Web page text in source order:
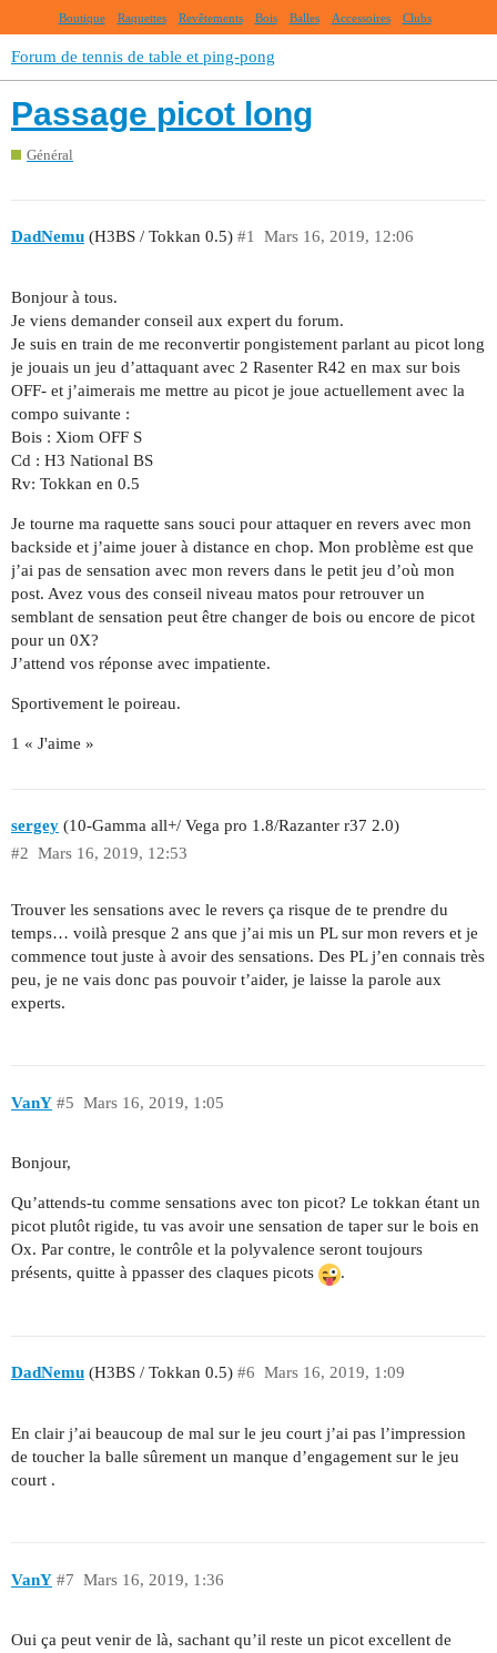
Boutique Raquettes Revêtements Bois Balles Accessoires Clubs
Forum de tennis de table et ping-pong
Passage picot long
Général
DadNemu (H3BS / Tokkan 0.5) Mars 16, 2019, 12:06
#1
Bonjour à tous.
Je viens demander conseil aux expert du forum.
Je suis en train de me reconvertir pongistement parlant au picot long
je jouais un jeu d’attaquant avec 2 Rasenter R42 en max sur bois
OFF- et j’aimerais me mettre au picot je joue actuellement avec la
compo suivante :
Bois : Xiom OFF S
Cd : H3 National BS
Rv: Tokkan en 0.5
Je tourne ma raquette sans souci pour attaquer en revers avec mon
backside et j’aime jouer à distance en chop. Mon problème est que
j’ai pas de sensation avec mon revers dans le petit jeu d’où mon
post. Avez vous des conseil niveau matos pour retrouver un
semblant de sensation peut être changer de bois ou encore de picot
pour un 0X?
J’attend vos réponse avec impatiente.
Sportivement le poireau.
1 « J'aime »
sergey (10-Gamma all+/ Vega pro 1.8/Razanter r37 2.0)
Mars 16, 2019, 12:53
#2
Trouver les sensations avec le revers ça risque de te prendre du
temps… voilà presque 2 ans que j’ai mis un PL sur mon revers et je
commence tout juste à avoir des sensations. Des PL j’en connais très
peu, je ne vais donc pas pouvoir t’aider, je laisse la parole aux
experts.
VanY Mars 16, 2019, 1:05
#5
Bonjour,
Qu’attends-tu comme sensations avec ton picot? Le tokkan étant un
picot plutôt rigide, tu vas avoir une sensation de taper sur le bois en
Ox. Par contre, le contrôle et la polyvalence seront toujours
présents, quitte à ppasser des claques picots
.
DadNemu (H3BS / Tokkan 0.5) Mars 16, 2019, 1:09
#6
En clair j’ai beaucoup de mal sur le jeu court j’ai pas l’impression
de toucher la balle sûrement un manque d’engagement sur le jeu
court .
VanY Mars 16, 2019, 1:36
#7
Oui ça peut venir de là, sachant qu’il reste un picot excellent de